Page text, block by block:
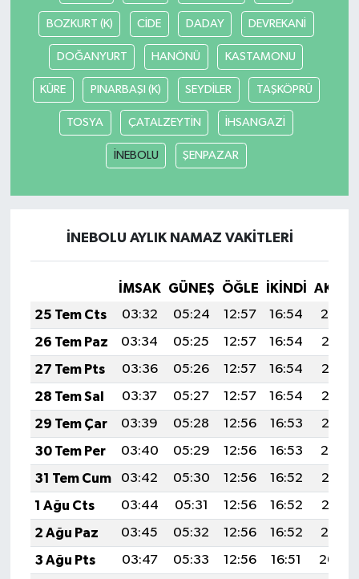
BOZKURT (K) CİDE DADAY DEVREKANİ
DOĞANYURT HANÖNÜ KASTAMONU
KÜRE PINARBAŞI (K) SEYDİLER TAŞKÖPRÜ
TOSYA ÇATALZEYTİN İHSANGAZİ
İNEBOLU ŞENPAZAR
İNEBOLU AYLIK NAMAZ VAKITLERI
İMSAK GÜNEŞ ÖĞLE İKINDI
25 Tem Cts
03:32 05:24 12:57 16:54
20:19
26 Tem Paz
03:34 05:25 12:57 16:54
20:18
27 Tem Pts
03:36 05:26 12:57 16:54
20:17
28 Tem Sal
03:37 05:27 12:57 16:54
20:16
29 Tem Çar
03:39 05:28 12:56 16:53
20:15
30 Tem Per
03:40 05:29 12:56 16:53
20:14
31 Tem Cum
03:42 05:30 12:56 16:52
20:13
1 Ağu Cts
03:44 05:31 12:56 16:52
20:12
2 Ağu Paz
03:45 05:32 12:56 16:52
20:10
3 Ağu Pts
03:47 05:33 12:56 16:51
20:09